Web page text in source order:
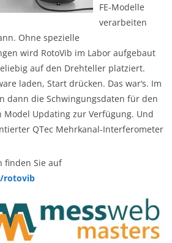
FE-Modelle
verarbeiten
Ohne spezielle
wird RotoVib im Labor aufgebaut
auf den Drehteller platziert.
laden, Start drücken. Das war‘s. Im
dann die Schwingungsdaten für den
Model Updating zur Verfügung. Und
QTec Mehrkanal-Interferometer
finden Sie auf
rotovib